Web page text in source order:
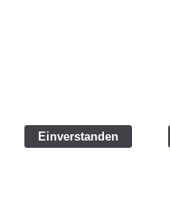
Systeme GmbH
Einverstanden